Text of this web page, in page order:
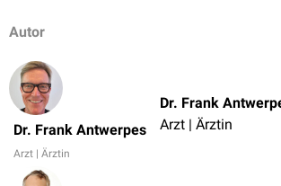
Autor
Dr. Frank Antwerpes
Arzt | Ärztin
Dr. Frank
Arzt | Ärztin